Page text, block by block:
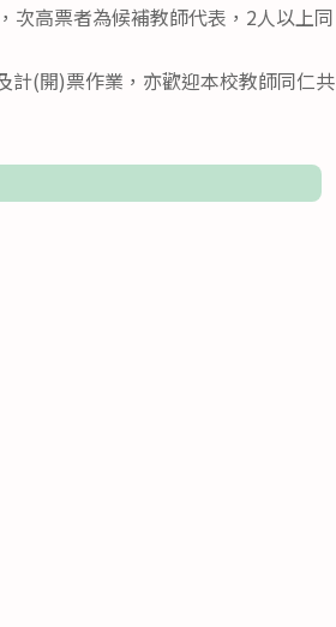
次高票者為候補教師代表，2人以上同
計(開)票作業，亦歡迎本校教師同仁共